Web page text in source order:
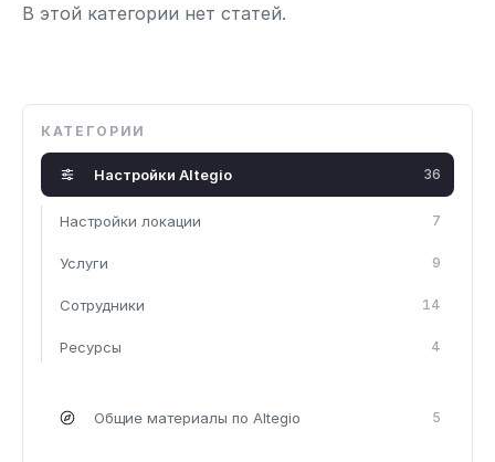
КАТЕГОРИИ
Общие материалы по Altegio 5
Настройки Altegio 36
Настройки локации 7
Услуги 9
Сотрудники 14
Ресурсы 4
В этой категории нет статей.